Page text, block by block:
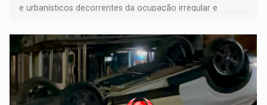
e urbanísticos decorrentes da ocupação irregular e